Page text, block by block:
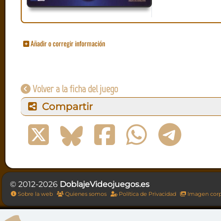
Añadir o corregir información
Volver a la ficha del juego
Compartir
© 2012-2026 DoblajeVideojuegos.es
Sobre la web Quienes somos Política de Privacidad Imagen